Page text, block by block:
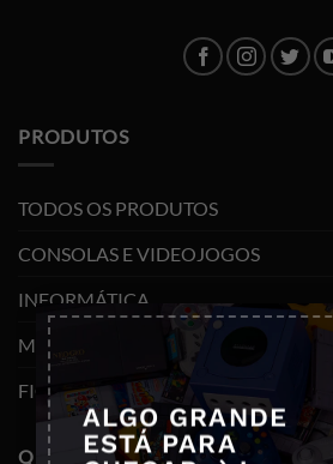
ALGO GRANDE
ESTÁ PARA
PRODUTOS
TODOS OS PRODUTOS
CONSOLAS E VIDEOJOGOS
INFORMÁTICA
MOBILIDADE
FIGURAS FUNKO POP
QUEM SOMOS